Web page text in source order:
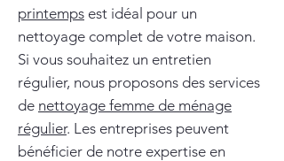
printemps est idéal pour un
nettoyage complet de votre maison.
Si vous souhaitez un entretien
régulier, nous proposons des services
de nettoyage femme de ménage
régulier. Les entreprises peuvent
bénéficier de notre expertise en